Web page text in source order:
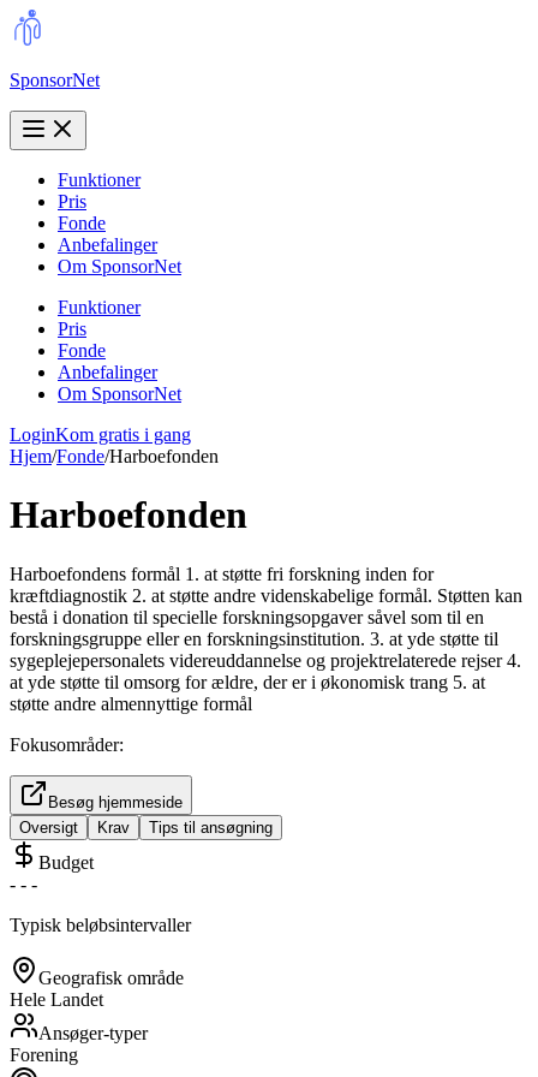
SponsorNet
Funktioner
Pris
Fonde
Anbefalinger
Om SponsorNet
Funktioner
Pris
Fonde
Anbefalinger
Om SponsorNet
LoginKom gratis i gang
Hjem/Fonde/Harboefonden
Harboefonden
Harboefondens formål 1. at støtte fri forskning inden for
kræftdiagnostik 2. at støtte andre videnskabelige formål. Støtten kan
bestå i donation til specielle forskningsopgaver såvel som til en
forskningsgruppe eller en forskningsinstitution. 3. at yde støtte til
sygeplejepersonalets videreuddannelse og projektrelaterede rejser 4.
at yde støtte til omsorg for ældre, der er i økonomisk trang 5. at
støtte andre almennyttige formål
Fokusområder:
Besøg hjemmeside
Oversigt
Krav Tips til ansøgning
Budget
- - -
Typisk beløbsintervaller
Geografisk område
Hele Landet
Ansøger-typer
Forening